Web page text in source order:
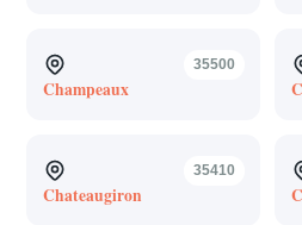
35500
Champeaux
35410
Chateaugiron